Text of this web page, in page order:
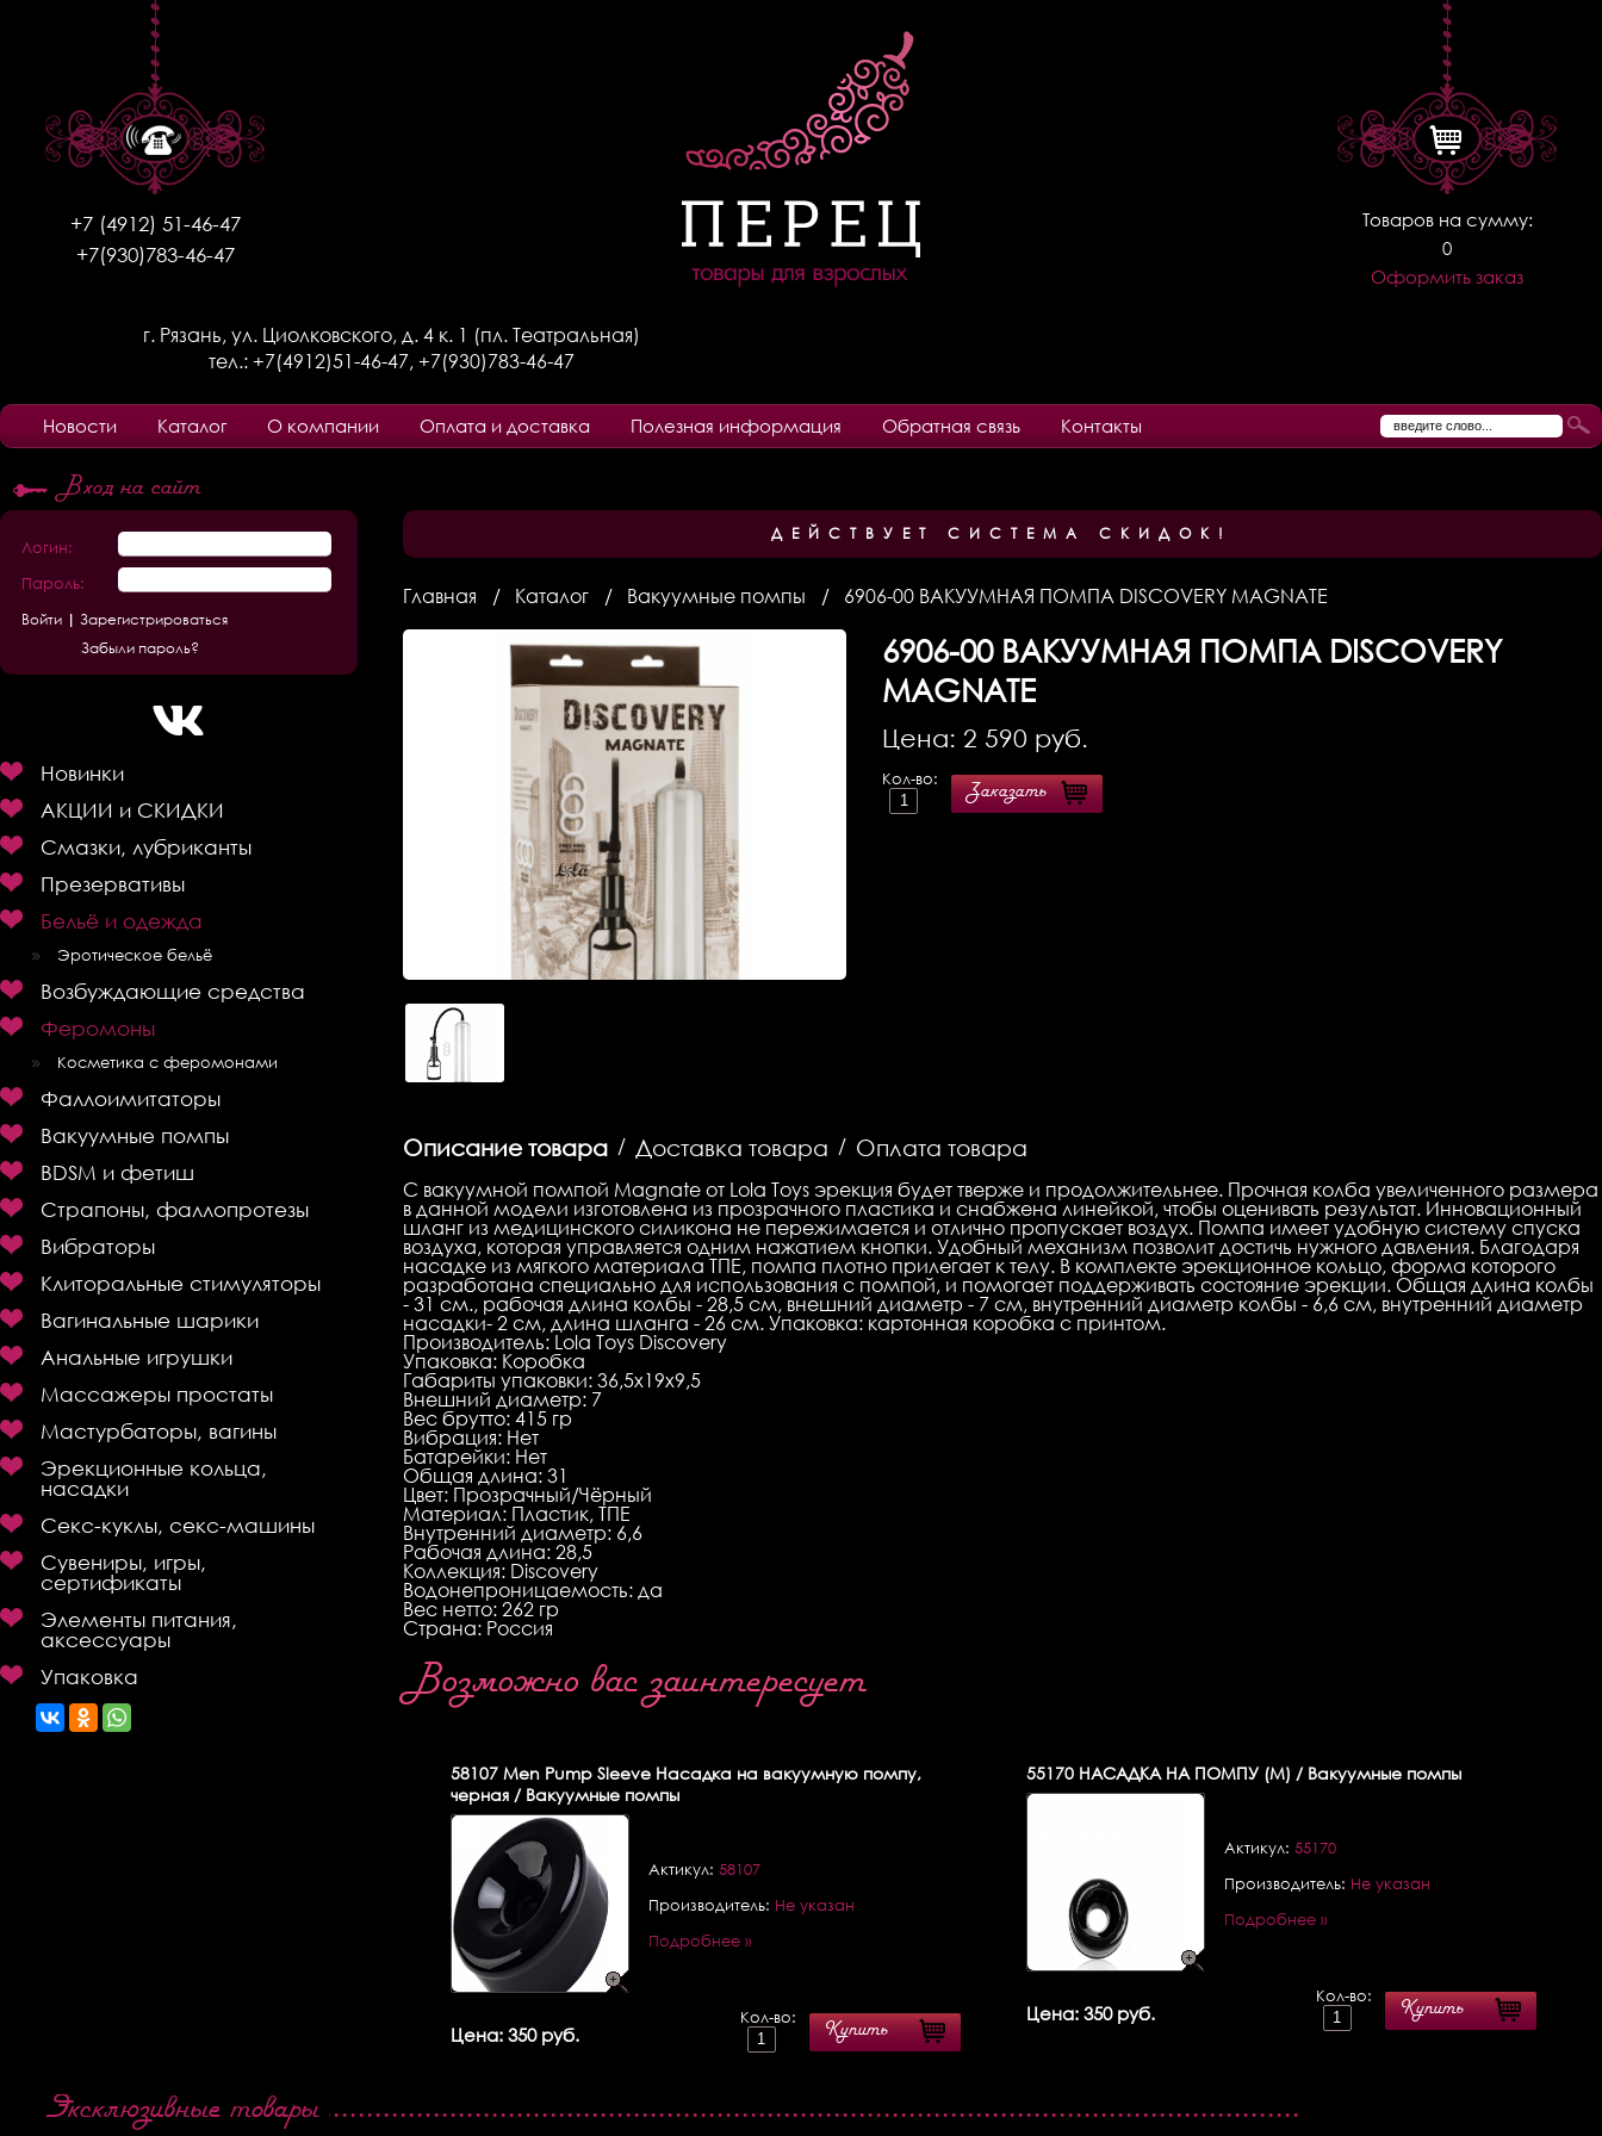
+7 (4912) 51-46-47
+7(930)783-46-47
Товаров на сумму:
0
Оформить заказ
г. Рязань, ул. Циолковского, д. 4 к. 1 (пл. Театральная)
тел.: +7(4912)51-46-47, +7(930)783-46-47
Новости Каталог О компании Оплата и доставка Полезная информация Обратная связь Контакты
Вход на сайт
Логин:
Пароль:
Зарегистрироваться
Забыли пароль?
Новинки
АКЦИИ и СКИДКИ
Смазки, лубриканты
Презервативы
Бельё и одежда
Эротическое бельё
Возбуждающие средства
Феромоны
Косметика с феромонами
Фаллоимитаторы
Вакуумные помпы
BDSM и фетиш
Страпоны, фаллопротезы
Вибраторы
Клиторальные стимуляторы
Вагинальные шарики
Анальные игрушки
Массажеры простаты
Мастурбаторы, вагины
Эрекционные кольца,
насадки
Секс-куклы, секс-машины
Сувениры, игры,
сертификаты
Элементы питания,
аксессуары
Упаковка
ДЕЙСТВУЕТ СИСТЕМА СКИДОК!
Главная Каталог Вакуумные помпы 6906-00 ВАКУУМНАЯ ПОМПА DISCOVERY MAGNATE
6906-00ВАКУУМНАЯ ПОМПА DISCOVERY
MAGNATE
Цена: 2 590 руб.
Кол-во:
Заказать
Описание товара/ Доставка товара / Оплата товара
С вакуумной помпой Magnate от Lola Toys эрекция будет тверже и продолжительнее. Прочная колба увеличенного размера
в данной модели изготовлена из прозрачного пластика и снабжена линейкой, чтобы оценивать результат. Инновационный
шланг из медицинского силикона не пережимается и отлично пропускает воздух. Помпа имеет удобную систему спуска
воздуха, которая управляется одним нажатием кнопки. Удобный механизм позволит достичь нужного давления. Благодаря
насадке из мягкого материала ТПЕ, помпа плотно прилегает к телу. В комплекте эрекционное кольцо, форма которого
разработана специально для использования с помпой, и помогает поддерживать состояние эрекции. Общая длина колбы
- 31 см., рабочая длина колбы - 28,5 см, внешний диаметр - 7 см, внутренний диаметр колбы - 6,6 см, внутренний диаметр
насадки- 2 см, длина шланга - 26 см. Упаковка: картонная коробка с принтом.
Производитель: Lola Toys Discovery
Упаковка: Коробка
Габариты упаковки: 36,5x19x9,5
Внешний диаметр: 7
Веc брутто: 415 гр
Вибрация: Нет
Батарейки: Нет
Общая длина: 31
Цвет: Прозрачный/Чёрный
Материал: Пластик, ТПЕ
Внутренний диаметр: 6,6
Рабочая длина: 28,5
Коллекция: Discovery
Водонепроницаемость: да
Веc нетто: 262 гр
Страна: Россия
Возможно вас заинтересует
58107Men Pump Sleeve Насадка на вакуумную помпу,
черная / Вакуумные помпы
Актикул: 58107
Производитель: Не указан
Подробнее »
Цена: 350 руб.
Кол-во:
Купить
55170НАСАДКА НА ПОМПУ (M) / Вакуумные помпы
Актикул: 55170
Производитель: Не указан
Подробнее »
Цена: 350 руб.
Кол-во:
Купить
Эксклюзивные товары